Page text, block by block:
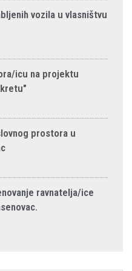
vozila u vlasništvu
icu na projektu
prostora u
ravnatelja/ice